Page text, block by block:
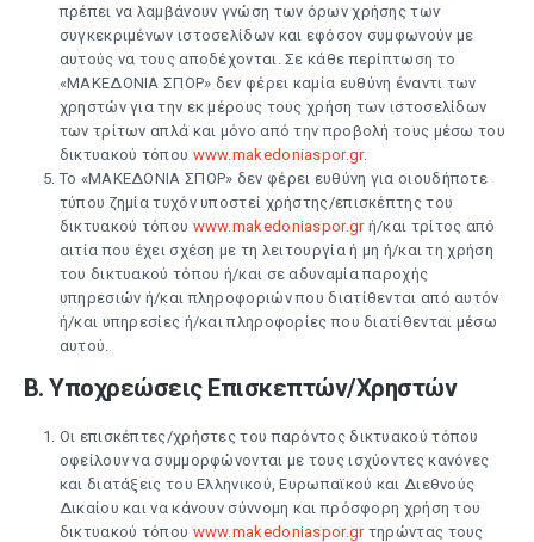
πρέπει να λαμβάνουν γνώση των όρων χρήσης των
συγκεκριμένων ιστοσελίδων και εφόσον συμφωνούν με
αυτούς να τους αποδέχονται. Σε κάθε περίπτωση το
«ΜΑΚΕΔΟΝΙΑ ΣΠΟΡ» δεν φέρει καμία ευθύνη έναντι των
χρηστών για την εκ μέρους τους χρήση των ιστοσελίδων
των τρίτων απλά και μόνο από την προβολή τους μέσω του
δικτυακού τόπου www.makedoniaspor.gr.
Το «ΜΑΚΕΔΟΝΙΑ ΣΠΟΡ» δεν φέρει ευθύνη για οιουδήποτε
τύπου ζημία τυχόν υποστεί χρήστης/επισκέπτης του
δικτυακού τόπου www.makedoniaspor.grή/και τρίτος από
αιτία που έχει σχέση με τη λειτουργία ή μη ή/και τη χρήση
του δικτυακού τόπου ή/και σε αδυναμία παροχής
υπηρεσιών ή/και πληροφοριών που διατίθενται από αυτόν
ή/και υπηρεσίες ή/και πληροφορίες που διατίθενται μέσω
αυτού.
Β. Υποχρεώσεις Επισκεπτών/Χρηστών
Οι επισκέπτες/χρήστες του παρόντος δικτυακού τόπου
οφείλουν να συμμορφώνονται με τους ισχύοντες κανόνες
και διατάξεις του Ελληνικού, Ευρωπαϊκού και Διεθνούς
Δικαίου και να κάνουν σύννομη και πρόσφορη χρήση του
δικτυακού τόπου www.makedoniaspor.grτηρώντας τους